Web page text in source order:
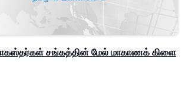
சங்கத்தின் மேல் மாகாணக் கிளை